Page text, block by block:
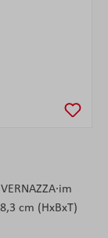
cm (HxBxT)